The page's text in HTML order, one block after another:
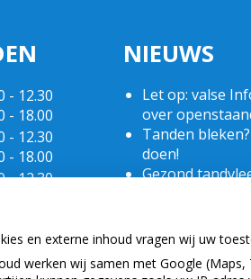
tot
- 12.30
tot
- 18.00
tot
- 12.30
tot
- 18.00
tot
- 12.30
tot
- 18.00
- 12.30
NIEUWS
Let op: valse
over
Tanden
doen!
Gezond
buitenland?
2025? Check
en externe inhoud vragen wij uw
werken wij samen met Google (Maps,